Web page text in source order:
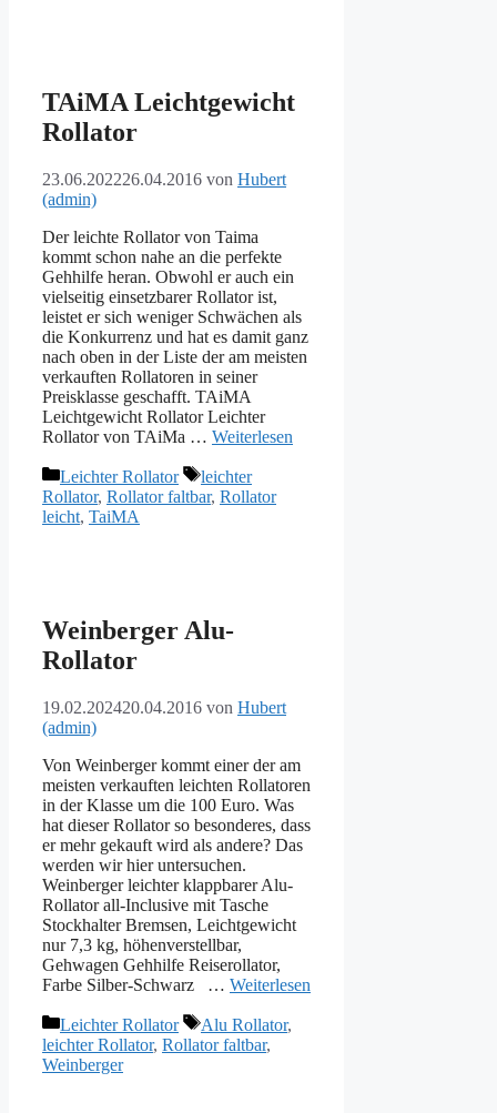
TAiMA Leichtgewicht
Rollator
23.06.202226.04.2016 von Hubert
(admin)
Der leichte Rollator von Taima
kommt schon nahe an die perfekte
Gehhilfe heran. Obwohl er auch ein
vielseitig einsetzbarer Rollator ist,
leistet er sich weniger Schwächen als
die Konkurrenz und hat es damit ganz
nach oben in der Liste der am meisten
verkauften Rollatoren in seiner
Preisklasse geschafft. TAiMA
Leichtgewicht Rollator Leichter
Rollator von TAiMa … Weiterlesen
Kategorien
Leichter Rollator Schlagwörter
leichter
Rollator, Rollator faltbar, Rollator
leicht, TaiMA
Weinberger Alu-
Rollator
19.02.202420.04.2016 von Hubert
(admin)
Von Weinberger kommt einer der am
meisten verkauften leichten Rollatoren
in der Klasse um die 100 Euro. Was
hat dieser Rollator so besonderes, dass
er mehr gekauft wird als andere? Das
werden wir hier untersuchen.
Weinberger leichter klappbarer Alu-
Rollator all-Inclusive mit Tasche
Stockhalter Bremsen, Leichtgewicht
nur 7,3 kg, höhenverstellbar,
Gehwagen Gehhilfe Reiserollator,
Farbe Silber-Schwarz … Weiterlesen
Kategorien
Leichter Rollator Schlagwörter
Alu Rollator,
leichter Rollator, Rollator faltbar,
Weinberger